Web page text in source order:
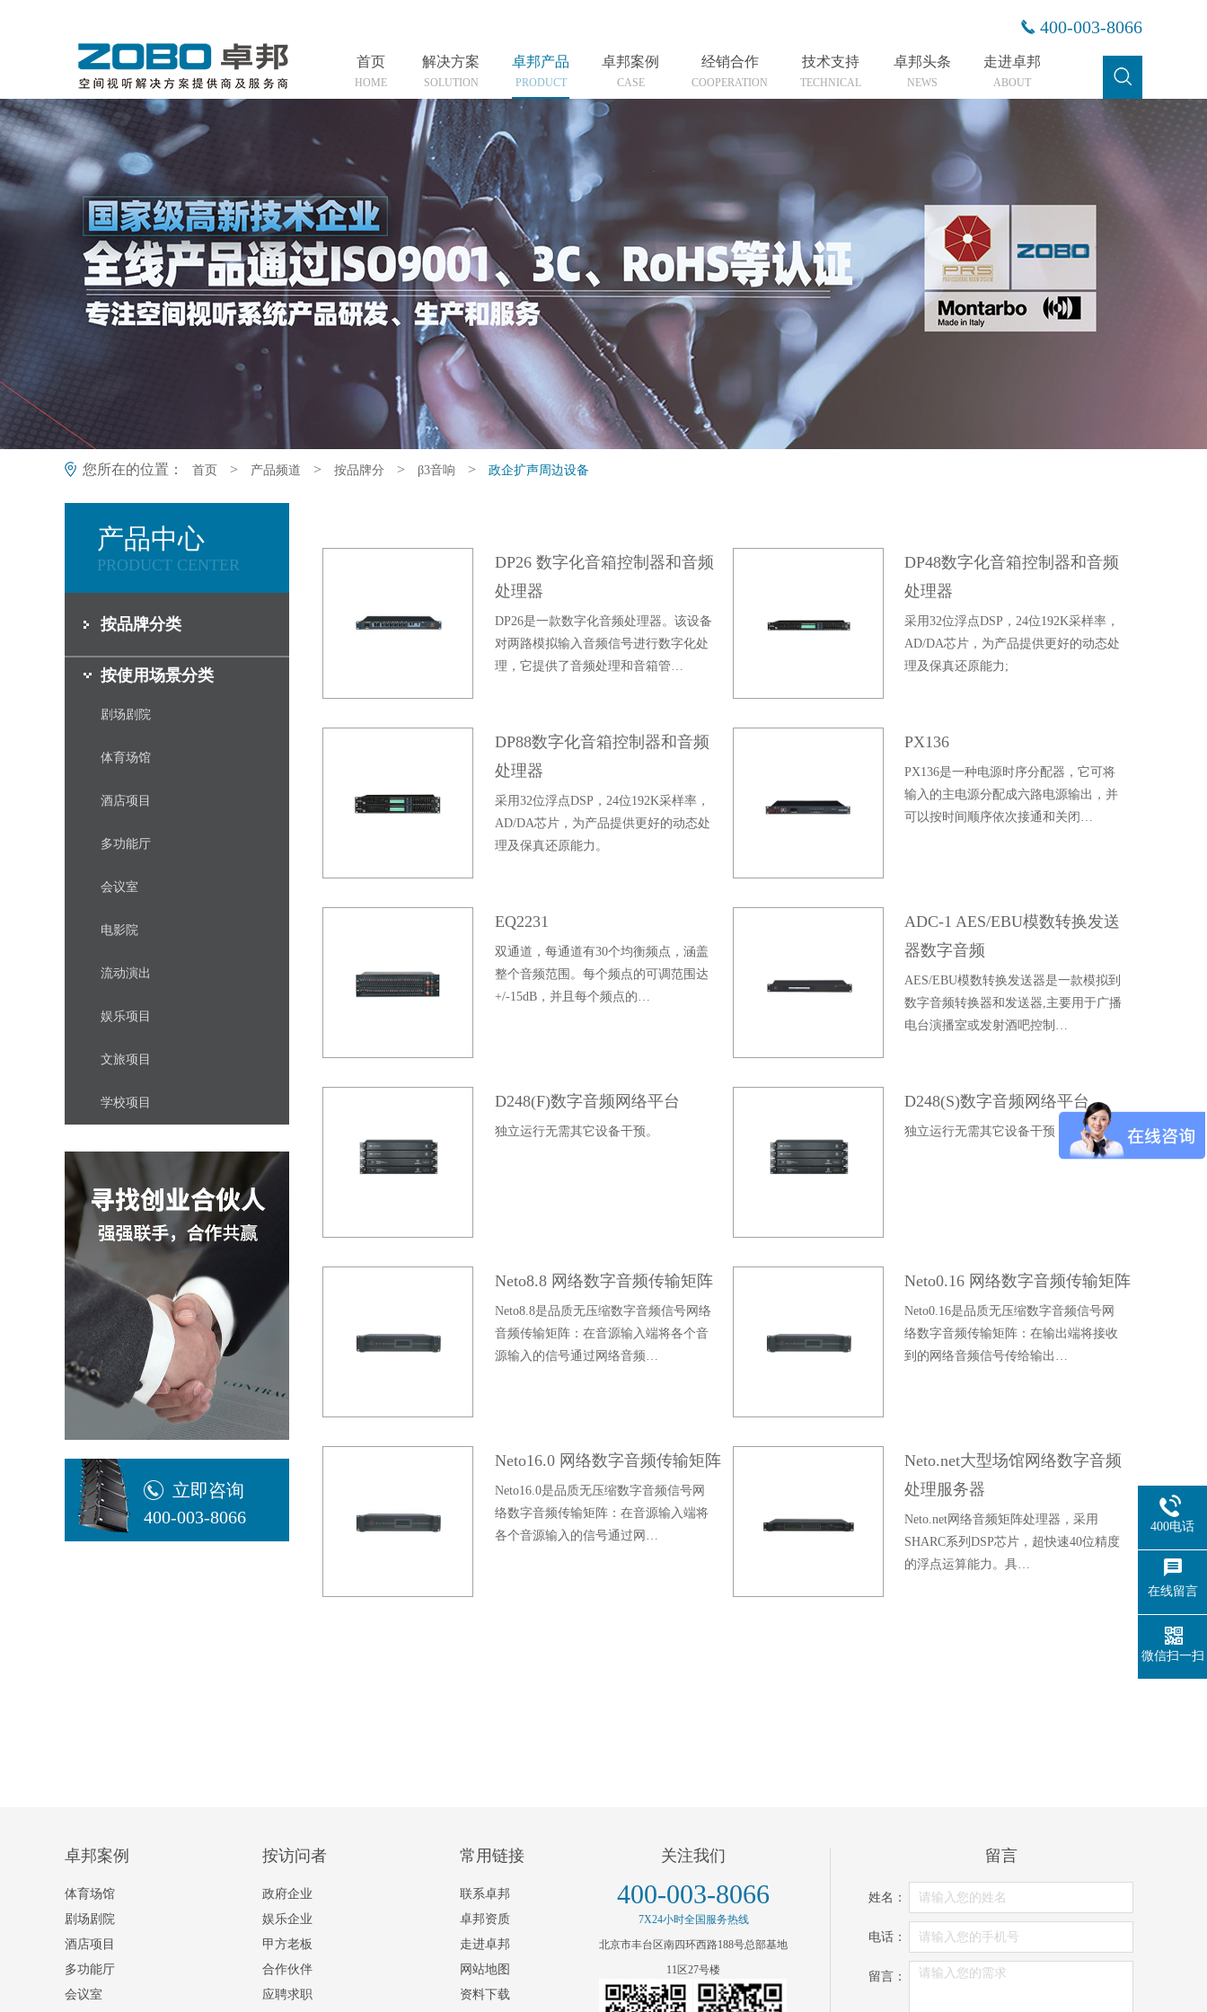
400-003-8066
首页
HOME
解决方案
SOLUTION
卓邦产品
PRODUCT
卓邦案例
CASE
经销合作
COOPERATION
技术支持
TECHNICAL
卓邦头条
NEWS
走进卓邦
ABOUT
您所在的位置： 首页 > 产品频道 > 按品牌分 > β3音响 > 政企扩声周边设备
产品中心
PRODUCT CENTER
按品牌分类
按使用场景分类
剧场剧院
体育场馆
酒店项目
多功能厅
会议室
电影院
流动演出
娱乐项目
文旅项目
学校项目
立即咨询
400-003-8066
DP26 数字化音箱控制器和音频
处理器
DP26是一款数字化音频处理器。该设备
对两路模拟输入音频信号进行数字化处
理，它提供了音频处理和音箱管…
DP48数字化音箱控制器和音频
处理器
采用32位浮点DSP，24位192K采样率，
AD/DA芯片，为产品提供更好的动态处
理及保真还原能力;
DP88数字化音箱控制器和音频
处理器
采用32位浮点DSP，24位192K采样率，
AD/DA芯片，为产品提供更好的动态处
理及保真还原能力。
PX136
PX136是一种电源时序分配器，它可将
输入的主电源分配成六路电源输出，并
可以按时间顺序依次接通和关闭…
EQ2231
双通道，每通道有30个均衡频点，涵盖
整个音频范围。每个频点的可调范围达
+/-15dB，并且每个频点的…
ADC-1 AES/EBU模数转换发送
器数字音频
AES/EBU模数转换发送器是一款模拟到
数字音频转换器和发送器,主要用于广播
电台演播室或发射酒吧控制…
D248(F)数字音频网络平台
独立运行无需其它设备干预。
D248(S)数字音频网络平台
独立运行无需其它设备干预
Neto8.8 网络数字音频传输矩阵
Neto8.8是品质无压缩数字音频信号网络
音频传输矩阵：在音源输入端将各个音
源输入的信号通过网络音频…
Neto0.16 网络数字音频传输矩阵
Neto0.16是品质无压缩数字音频信号网
络数字音频传输矩阵：在输出端将接收
到的网络音频信号传给输出…
Neto16.0 网络数字音频传输矩阵
Neto16.0是品质无压缩数字音频信号网
络数字音频传输矩阵：在音源输入端将
各个音源输入的信号通过网…
Neto.net大型场馆网络数字音频
处理服务器
Neto.net网络音频矩阵处理器，采用
SHARC系列DSP芯片，超快速40位精度
的浮点运算能力。具…
卓邦案例
体育场馆
剧场剧院
酒店项目
多功能厅
会议室
按访问者
政府企业
娱乐企业
甲方老板
合作伙伴
应聘求职
常用链接
联系卓邦
卓邦资质
走进卓邦
网站地图
资料下载
关注我们
400-003-8066
7X24小时全国服务热线
北京市丰台区南四环西路188号总部基地
11区27号楼
留言
姓名：
电话：
留言：
400电话
在线留言
微信扫一扫